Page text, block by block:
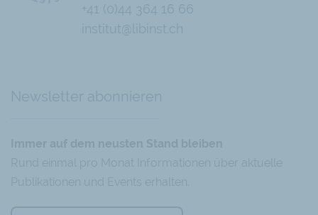
Chatbot
+41 (0)44 364 16 66
institut@libinst.ch
Newsletter abonnieren